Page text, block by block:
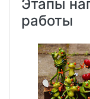
рефераты
рефераты,
пишутся
или
тему;
Этапы
работы